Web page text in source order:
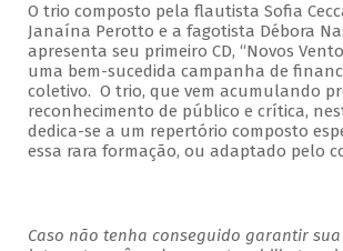
O trio composto pela flautista Sofia
Janaína Perotto e a fagotista Débora
apresenta seu primeiro CD, “Novos
uma bem-sucedida campanha de
coletivo. O trio, que vem acumulando
reconhecimento de público e crítica,
dedica-se a um repertório composto
essa rara formação, ou adaptado pelo
Caso não tenha conseguido garantir